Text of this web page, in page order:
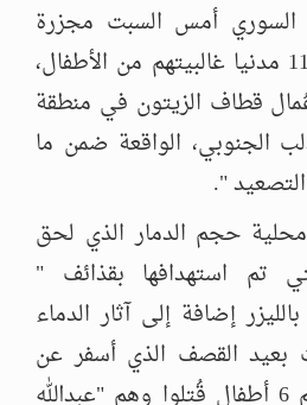
السوري أمس السبت مجزرة
مروعة راح ضحيتها 11 مدنيا غالبيتهم من الأطفال،
قطاف الزيتون في منطقة
الجنوبي، الواقعة ضمن ما
".
حجم الدمار الذي لحق
تم استهدافها بقذائف "
إضافة إلى آثار الدماء
بعيد القصف الذي أسفر عن
مقتل 9 مدنيين بينهم 6 أطفال قُتلوا وهم "عبدالله